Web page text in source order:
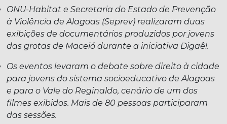
ONU-Habitat e Secretaria do Estado de Prevenção
à Violência de Alagoas (Seprev) realizaram duas
exibições de documentários produzidos por jovens
das grotas de Maceió durante a iniciativa Digaê!.
Os eventos levaram o debate sobre direito à cidade
para jovens do sistema socioeducativo de Alagoas
e para o Vale do Reginaldo, cenário de um dos
filmes exibidos. Mais de 80 pessoas participaram
das sessões.